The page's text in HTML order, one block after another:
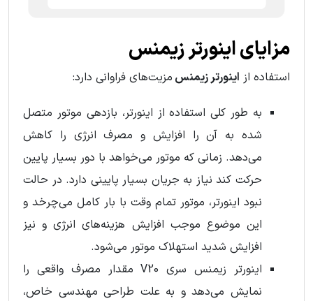
مزایای اینورتر زیمنس
استفاده از اینورتر زیمنس مزیت‌های فراوانی دارد:
به طور کلی استفاده از اینورتر، بازدهی موتور متصل
شده به آن را افزایش و مصرف انرژی را کاهش
می‌دهد. زمانی که موتور می‌خواهد با دور بسیار پایین
حرکت کند نیاز به جریان بسیار پایینی دارد. در حالت
نبود اینورتر، موتور تمام وقت با بار کامل ‌می‌چرخد و
این موضوع موجب افزایش هزینه‌های انرژی و نیز
افزایش شدید استهلاک موتور می‌شود.
اینورتر زیمنس سری V20 مقدار مصرف واقعی را
نمایش می‌دهد و به علت طراحی مهندسی خاص،